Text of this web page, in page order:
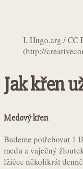
I, Hugo.arg / CC
(http://
Jak křen
Medový křen
Budeme potřebovat 1
medu a vaječný
lžičce několikrát